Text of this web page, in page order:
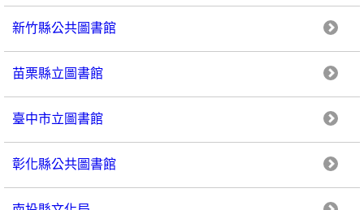
新竹縣公共圖書館
苗栗縣立圖書館
臺中市立圖書館
彰化縣公共圖書館